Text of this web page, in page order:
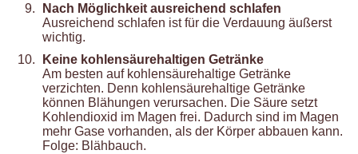
Nach Möglichkeit ausreichend schlafen
Ausreichend schlafen ist für die Verdauung äußerst
wichtig.
Keine kohlensäurehaltigen Getränke
Am besten auf kohlensäurehaltige Getränke
verzichten. Denn kohlensäurehaltige Getränke
können Blähungen verursachen. Die Säure setzt
Kohlendioxid im Magen frei. Dadurch sind im Magen
mehr Gase vorhanden, als der Körper abbauen kann.
Folge: Blähbauch.